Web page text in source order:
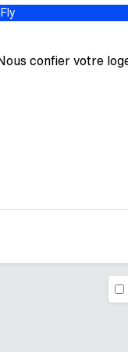
confier votre